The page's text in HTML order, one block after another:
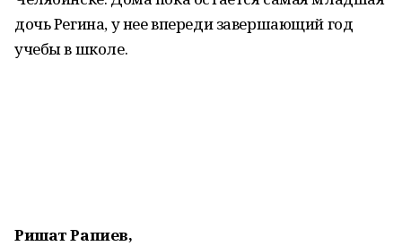
дочь Регина, у нее впереди завершающий год
учебы в школе.
Ришат Рапиев,